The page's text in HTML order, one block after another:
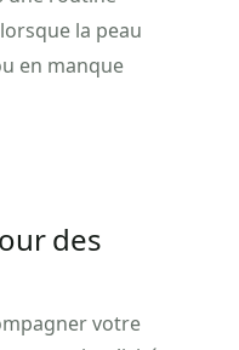
la peau
en manque
des
votre